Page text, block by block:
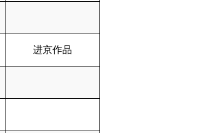
进京作品